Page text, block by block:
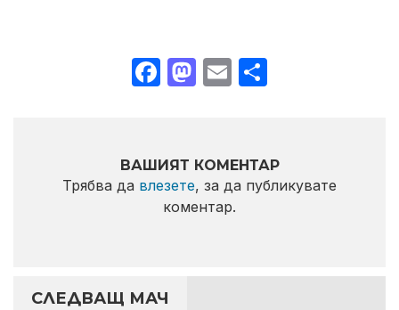
Facebook
Mastodon
Email
ВАШИЯТ КОМЕНТАР
Трябва да влезете, за да публикувате
коментар.
СЛЕДВАЩ МАЧ